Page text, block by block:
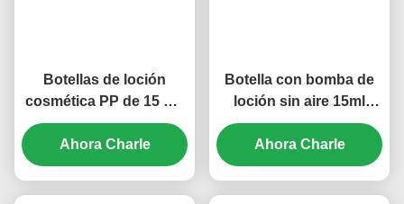
Botellas de loción
cosmética PP de 15 ml-
50 ml con bomba sin
aire, botellas vacías de
varios tamaños (MC-
Ahora Charle
Botella con bomba de
loción sin aire 15ml
30ml 50ml 80ml 100ml
120ml Serigrafía (MC-
230)
Ahora Charle